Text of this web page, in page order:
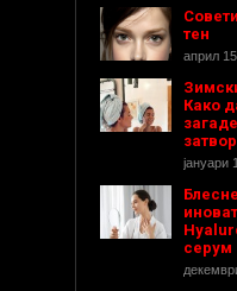
тен
април
Како
јануари
серум